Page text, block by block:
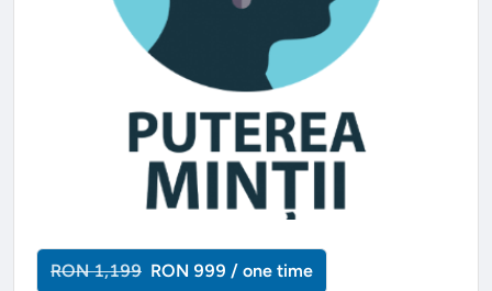
RON 1,199 RON 999 / one time